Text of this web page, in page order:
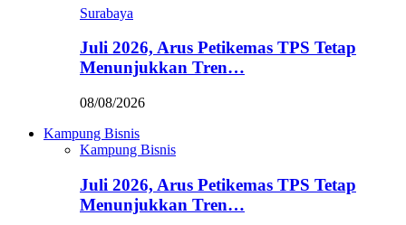
Surabaya
Juli 2026, Arus Petikemas TPS Tetap
Menunjukkan Tren…
08/08/2026
Kampung Bisnis
Kampung Bisnis
Juli 2026, Arus Petikemas TPS Tetap
Menunjukkan Tren…